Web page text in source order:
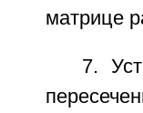
матрице
7.